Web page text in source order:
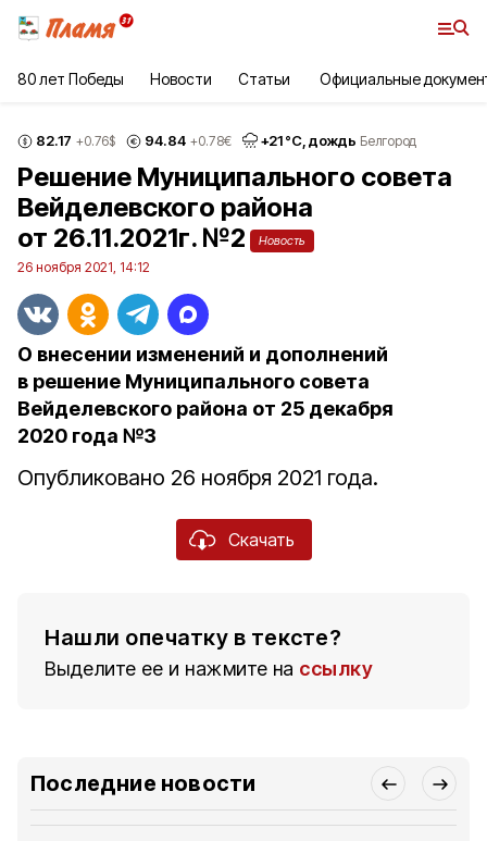
80 лет Победы Новости Статьи Официальные
82.17 +0.76$ 94.84 +0.78€ +21°С, дождь Белгород
Решение Муниципального совета
Вейделевского района
от 26.11.2021г. №2
Новость
26 ноября 2021, 14:12
О внесении изменений и дополнений
в решение Муниципального совета
Вейделевского района от 25 декабря
2020 года №3
Опубликовано 26 ноября 2021 года.
Скачать
Нашли опечатку в тексте?
Выделите ее и нажмите на ссылку
Последние новости